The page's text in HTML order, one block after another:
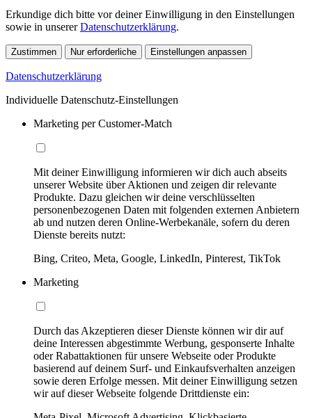
Erkundige dich bitte vor deiner Einwilligung in den Einstellungen
sowie in unsererDatenschutzerklärung.
Zustimmen Nur erforderliche Einstellungen anpassen
Datenschutzerklärung
Individuelle Datenschutz-Einstellungen
Marketing per Customer-Match
Mit deiner Einwilligung informieren wir dich auch abseits
unserer Website über Aktionen und zeigen dir relevante
Produkte. Dazu gleichen wir deine verschlüsselten
personenbezogenen Daten mit folgenden externen Anbietern
ab und nutzen deren Online-Werbekanäle, sofern du deren
Dienste bereits nutzt:
Bing, Criteo, Meta, Google, LinkedIn, Pinterest, TikTok
Marketing
Durch das Akzeptieren dieser Dienste können wir dir auf
deine Interessen abgestimmte Werbung, gesponserte Inhalte
oder Rabattaktionen für unsere Webseite oder Produkte
basierend auf deinem Surf- und Einkaufsverhalten anzeigen
sowie deren Erfolge messen. Mit deiner Einwilligung setzen
wir auf dieser Webseite folgende Drittdienste ein: